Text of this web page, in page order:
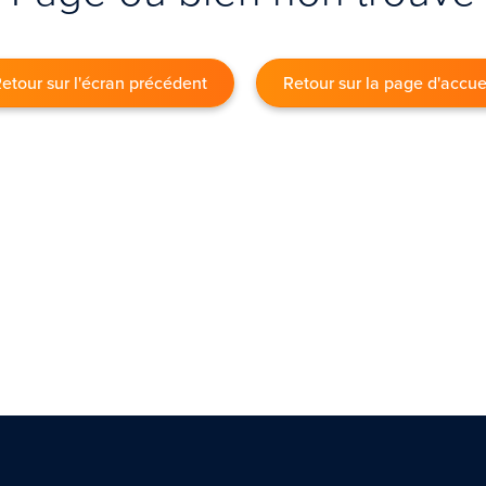
sur l'écran précédent Retour sur la page